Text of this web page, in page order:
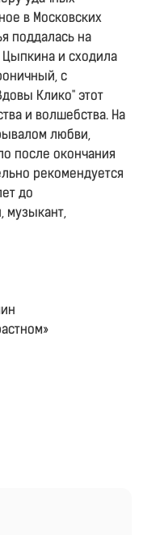
в Московских
поддалась на
и сходила
с
Клико" этот
и волшебства. На
любви,
после окончания
рекомендуется
до
музыкант,